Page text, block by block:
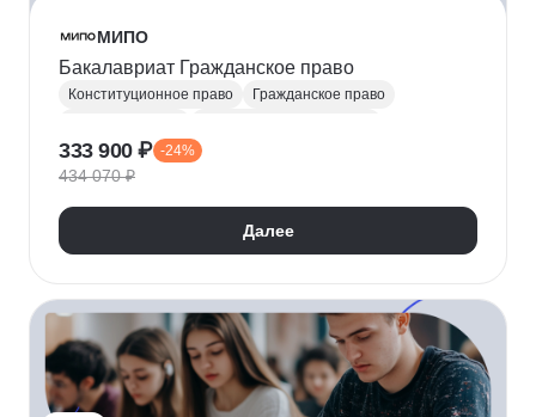
МИПО
Бакалавриат Гражданское право
Конституционное право
Гражданское право
Административное право
Криминалистика
333 900 ₽ -24%
434 070 ₽
Далее